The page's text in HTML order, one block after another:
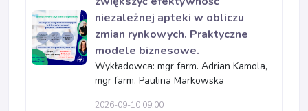
niezależnej apteki w obliczu
zmian rynkowych. Praktyczne
modele biznesowe.
Wykładowca: mgr farm. Adrian Kamola,
mgr farm. Paulina Markowska
2026-09-10 09:00